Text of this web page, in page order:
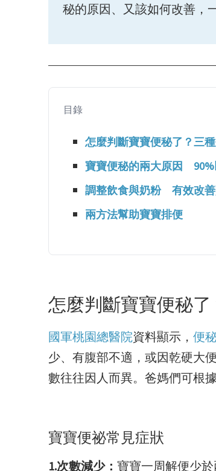
秘的原因、又該如何改善，
目錄
怎麼判斷寶寶便秘了？三
寶寶便秘的兩大原因 90%
調整飲食與奶粉 有效改
兩方法幫助寶寶排便
怎麼判斷寶寶便秘
國軍桃園總醫院資料顯示， 便
少、有腹部不適，或因乾硬大
數往往因人而異。爸媽們可根
寶寶便祕常見症狀
1.次數減少： 寶寶一周解便少